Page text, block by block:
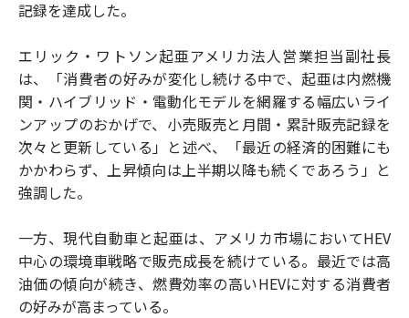
記録を達成した。
エリック・ワトソン起亜アメリカ法人営業担当副社長
は、「消費者の好みが変化し続ける中で、起亜は内燃機
関・ハイブリッド・電動化モデルを網羅する幅広いライ
ンアップのおかげで、小売販売と月間・累計販売記録を
次々と更新している」と述べ、「最近の経済的困難にも
かかわらず、上昇傾向は上半期以降も続くであろう」と
強調した。
一方、現代自動車と起亜は、アメリカ市場においてHEV
中心の環境車戦略で販売成長を続けている。最近では高
油価の傾向が続き、燃費効率の高いHEVに対する消費者
の好みが高まっている。